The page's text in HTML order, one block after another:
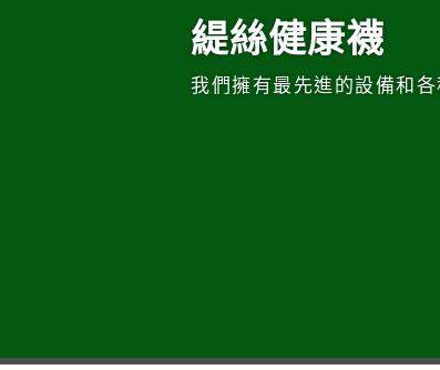
緹絲健康襪
我們擁有最先進的設備和